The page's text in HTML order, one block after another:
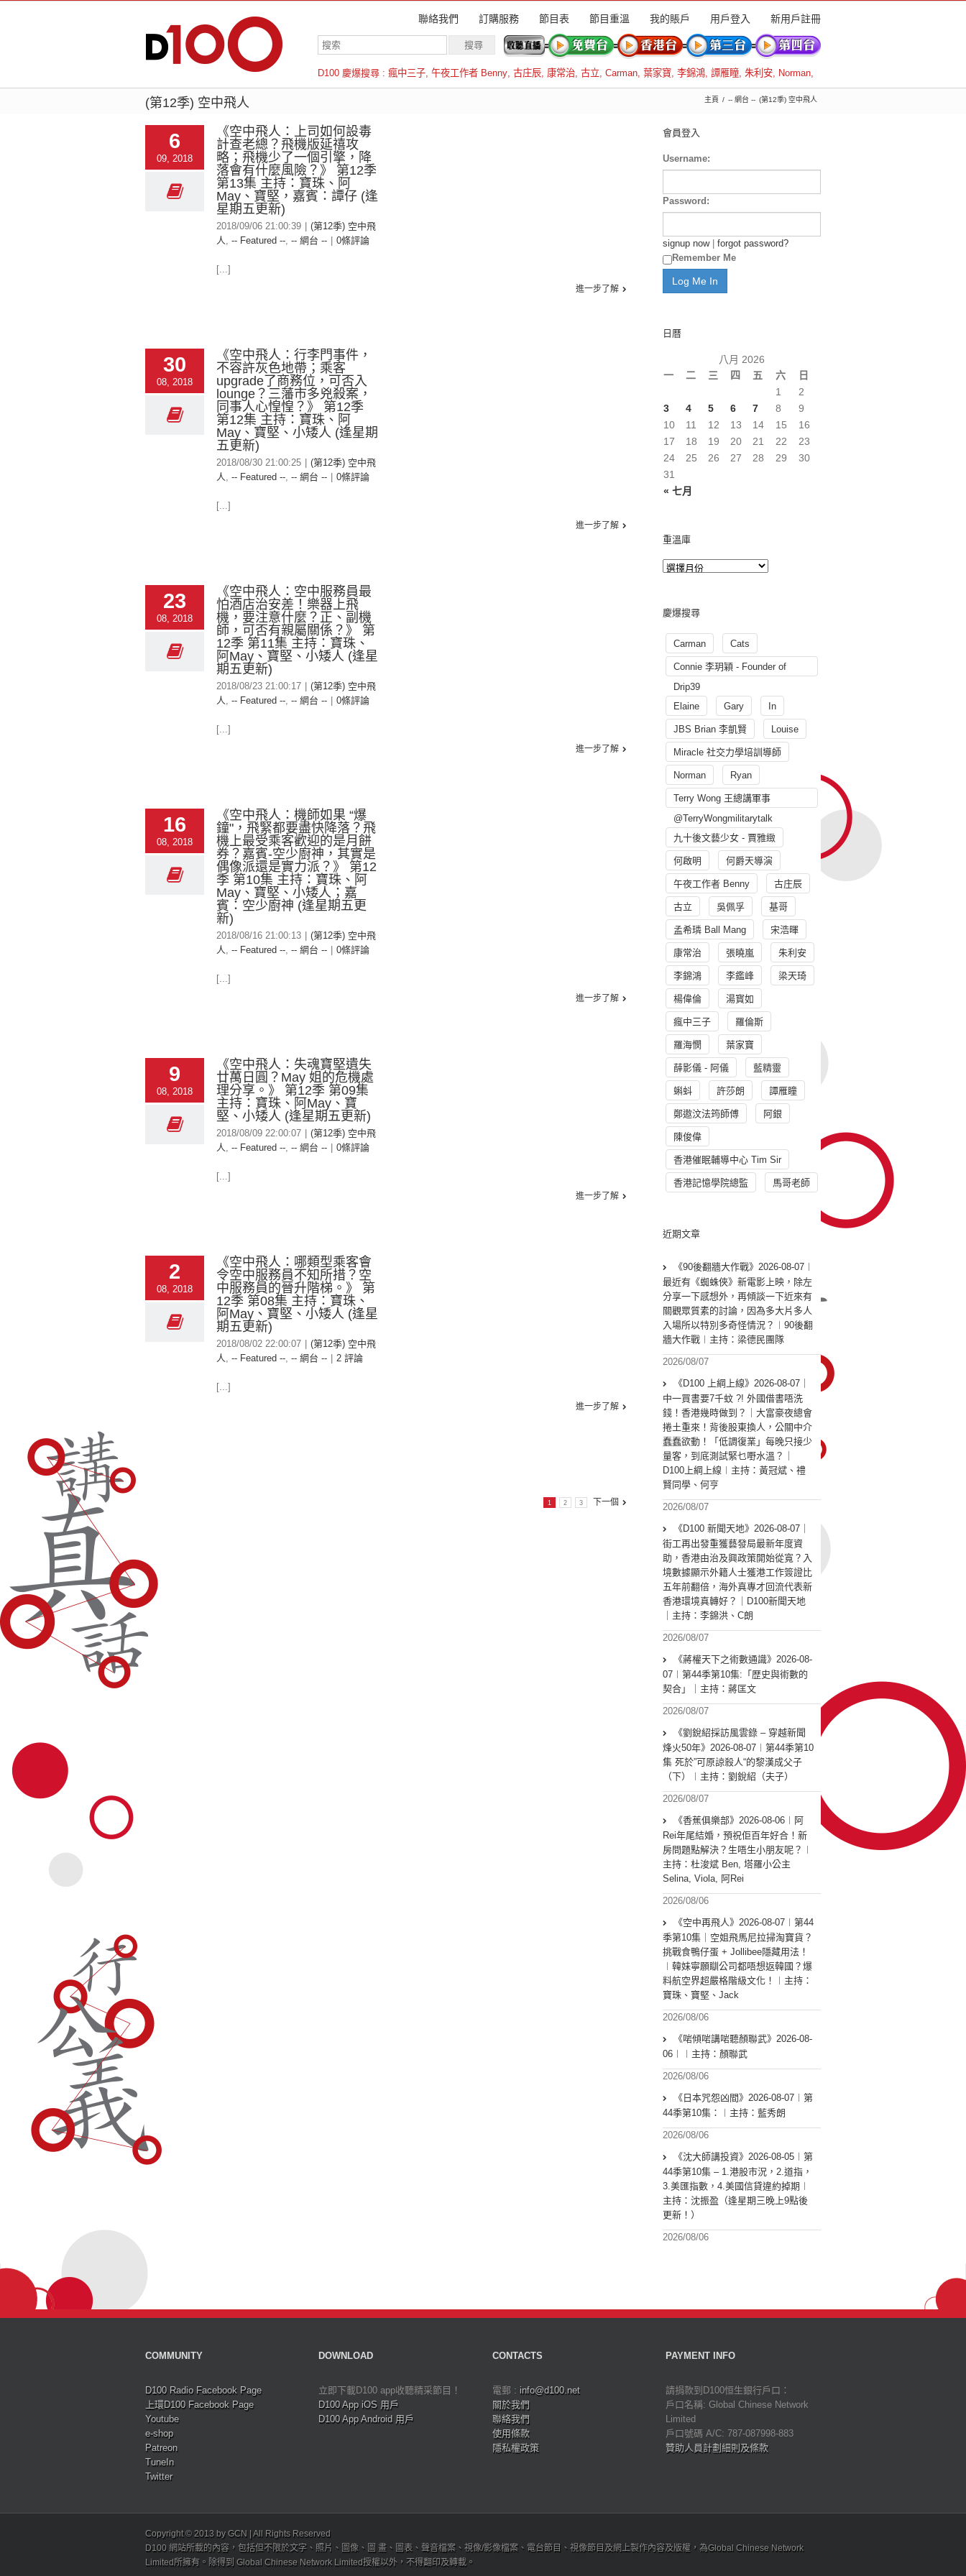
聯絡我們 訂購服務 節目表 節目重溫 我的賬戶 用戶登入 新用戶註冊
D100 慶爆搜尋 : 瘋中三子, 午夜工作者 Benny, 古庄辰, 康常治, 古立, Carman, 葉家寶, 李錦鴻, 譚雁瞳, 朱利安, Norman,
羅倫斯
(第12季) 空中飛人 主頁 -- 網台 -- (第12季) 空中飛人
6
09, 2018
《空中飛人：上司如何設毒
計查老總？飛機版延禧攻
略；飛機少了一個引擎，降
落會有什麼風險？》 第12季
第13集 主持：寶珠、阿
May、寶堅，嘉賓：譚仔 (逢
星期五更新)
2018/09/06 21:00:39
(第12季) 空中飛
人, -- Featured --, -- 網台 -- 0條評論
[...]
進一步了解
30
08, 2018
《空中飛人：行李門事件，
不容許灰色地帶；乘客
upgrade了商務位，可否入
lounge？三藩市多兇殺案，
同事人心惶惶？》 第12季
第12集 主持：寶珠、阿
May、寶堅、小矮人 (逢星期
五更新)
2018/08/30 21:00:25
(第12季) 空中飛
人, -- Featured --, -- 網台 -- 0條評論
[...]
進一步了解
23
08, 2018
《空中飛人：空中服務員最
怕酒店治安差！樂器上飛
機，要注意什麼？正、副機
師，可否有親屬關係？》 第
12季 第11集 主持：寶珠、
阿May、寶堅、小矮人 (逢星
期五更新)
2018/08/23 21:00:17
(第12季) 空中飛
人, -- Featured --, -- 網台 -- 0條評論
[...]
進一步了解
16
08, 2018
《空中飛人：機師如果 “爆
鐘"，飛緊都要盡快降落？飛
機上最受乘客歡迎的是月餅
券？嘉賓-空少廚神，其實是
偶像派還是實力派？》 第12
季 第10集 主持：寶珠、阿
May、寶堅、小矮人；嘉
賓：空少廚神 (逢星期五更
新)
2018/08/16 21:00:13
(第12季) 空中飛
人, -- Featured --, -- 網台 -- 0條評論
[...]
進一步了解
9
08, 2018
《空中飛人：失魂寶堅遺失
廿萬日圓？May 姐的危機處
理分享。》 第12季 第09集
主持：寶珠、阿May、寶
堅、小矮人 (逢星期五更新)
2018/08/09 22:00:07
(第12季) 空中飛
人, -- Featured --, -- 網台 -- 0條評論
[...]
進一步了解
2
08, 2018
《空中飛人：哪類型乘客會
令空中服務員不知所措？空
中服務員的晉升階梯。》 第
12季 第08集 主持：寶珠、
阿May、寶堅、小矮人 (逢星
期五更新)
2018/08/02 22:00:07
(第12季) 空中飛
人, -- Featured --, -- 網台 -- 2 評論
[...]
進一步了解
1 2 3 下一個
會員登入
Username:
Password:
signup now| forgot password?
Remember Me
日曆
八月 2026
一
二 三 四 五 六 日
« 七月
1
2
3
4 5 6 7 8
9
10
11 12 13 14 15
16
17
18 19 20 21 22
23
24
25 26 27 28 29
30
31
重溫庫
慶爆搜尋
Carman Cats
Connie 李玥穎 - Founder of
Drip39
Elaine
Gary In
JBS Brian 李凱賢 Louise
Miracle 社交力學培訓導師
Norman Ryan
Terry Wong 王總講軍事
@TerryWongmilitarytalk
九十後文藝少女 - 賈雅緻
何啟明 何爵天導演
午夜工作者 Benny 古庄辰
古立 吳佩孚 基哥
孟希璘 Ball Mang 宋浩暉
康常治 張曉嵐 朱利安
李錦鴻 李鑑峰 梁天琦
楊偉倫 湯寳如
瘋中三子 羅倫斯
羅海憫 葉家寶
薛影儀 - 阿儀 藍精靈
蝌蚪 許莎朗 譚雁瞳
鄭遨汶法筠師傅 阿銀
陳俊偉
香港催眠輔導中心 Tim Sir
香港記憶學院總監 馬哥老師
近期文章
《90後翻牆大作戰》2026-08-07︱
最近有《蜘蛛俠》新電影上映，除左
分享一下感想外，再傾談一下近來有
關觀眾質素的討論，因為多大片多人
入場所以特別多奇怪情況？︱90後翻
牆大作戰︱主持：梁德民團隊
2026/08/07
《D100 上綱上線》2026-08-07｜
中一買書要7千蚊 ?! 外國借書唔洗
錢！香港幾時做到？｜大富豪夜總會
捲土重來！背後股東換人，公關中介
蠢蠢欲動！「低調復業」每晚只接少
量客，到底測試緊乜嘢水溫？｜
D100上綱上線︱主持：黃冠斌、禮
賢同學、何亨
2026/08/07
《D100 新聞天地》2026-08-07｜
街工再出發重獲藝發局最新年度資
助，香港由治及興政策開始從寬？入
境數據顯示外籍人士獲港工作簽證比
五年前翻倍，海外真專才回流代表新
香港環境真轉好？｜D100新聞天地
｜主持：李錦洪、C朗
2026/08/07
《蔣權天下之術數通識》2026-08-
07︱第44季第10集:「歴史與術數的
契合」｜主持：蔣匡文
2026/08/07
《劉銳紹採訪風雲錄 – 穿越新聞
烽火50年》2026-08-07︱第44季第10
集 死於”可原諒殺人“的黎漢成父子
（下）︱主持：劉銳紹（夫子）
2026/08/07
《香蕉俱樂部》2026-08-06︱阿
Rei年尾結婚，預祝佢百年好合！新
房問題點解決？生唔生小朋友呢？︱
主持：杜浚斌 Ben, 塔羅小公主
Selina, Viola, 阿Rei
2026/08/06
《空中再飛人》2026-08-07︱第44
季第10集｜空姐飛馬尼拉掃淘寶貨？
挑戰食鴨仔蛋 + Jollibee隱藏用法！
︱韓妹寧願瞓公司都唔想返韓國？爆
料航空界超嚴格階級文化！︱主持：
寶珠、寶堅、Jack
2026/08/06
《啱傾啱講啱聽顏聯武》2026-08-
06︱︱主持：顏聯武
2026/08/06
《日本咒怨凶間》2026-08-07︱第
44季第10集：︱主持：藍秀朗
2026/08/06
《沈大師講投資》2026-08-05︱第
44季第10集 – 1.港股市況，2.道指，
3.美匯指數，4.美國信貸違約掉期︱
主持：沈振盈（逢星期三晚上9點後
更新！）
2026/08/06
COMMUNITY
D100 Radio Facebook Page
上環D100 Facebook Page
Youtube
e-shop
Patreon
TuneIn
Twitter
DOWNLOAD
立即下載D100 app收聽精采節目！
D100 App iOS 用戶
D100 App Android 用戶
CONTACTS
電郵 : info@d100.net
關於我們
聯絡我們
使用條款
隱私權政策
PAYMENT INFO
請捐款到D100恒生銀行戶口：
戶口名稱: Global Chinese Network
Limited
戶口號碼 A/C: 787-087998-883
贊助人員計劃細則及條款
Copyright © 2013 by GCN | All Rights Reserved
D100 網站所載的內容，包括但不限於文字、照片、圖像、圖 畫、圖表、聲音檔案、視像/影像檔案、電台節目、視像節目及網上製作內容及版權，為Global Chinese Network
Limited所擁有。除得到 Global Chinese Network Limited授權以外，不得翻印及轉載。